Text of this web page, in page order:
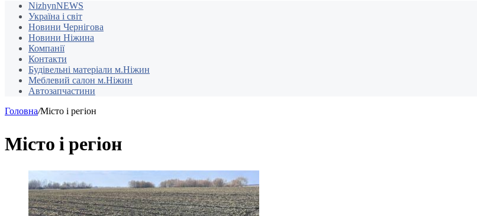
NizhynNEWS
Україна і світ
Новини Чернігова
Новини Ніжина
Компанії
Контакти
Будівельні матеріали м.Ніжин
Меблевий салон м.Ніжин
Автозапчастини
Головна/Місто і регіон
Місто і регіон